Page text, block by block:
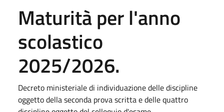
Maturità per l'anno
scolastico
2025/2026.
Decreto ministeriale di individuazione delle discipline
oggetto della seconda prova scritta e delle quattro